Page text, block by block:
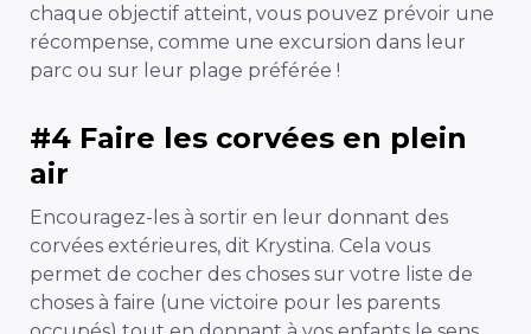
chaque objectif atteint, vous pouvez prévoir une
récompense, comme une excursion dans leur
parc ou sur leur plage préférée !
#4 Faire les corvées en plein
air
Encouragez-les à sortir en leur donnant des
corvées extérieures, dit Krystina. Cela vous
permet de cocher des choses sur votre liste de
choses à faire (une victoire pour les parents